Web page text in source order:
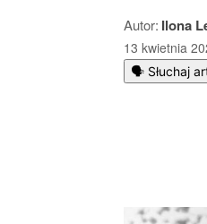
Autor: Ilona
13 kwietnia
🗣️ Słuchaj